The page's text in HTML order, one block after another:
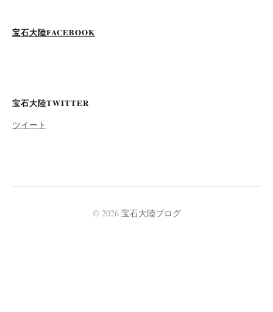
宝石大陸FACEBOOK
宝石大陸TWITTER
ツイート
© 2026 宝石大陸ブログ